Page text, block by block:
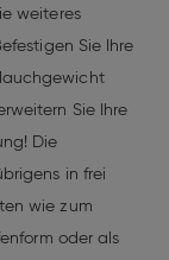
weiteres
Sie Ihre
Sie Ihre
Die
in frei
wie zum
oder als